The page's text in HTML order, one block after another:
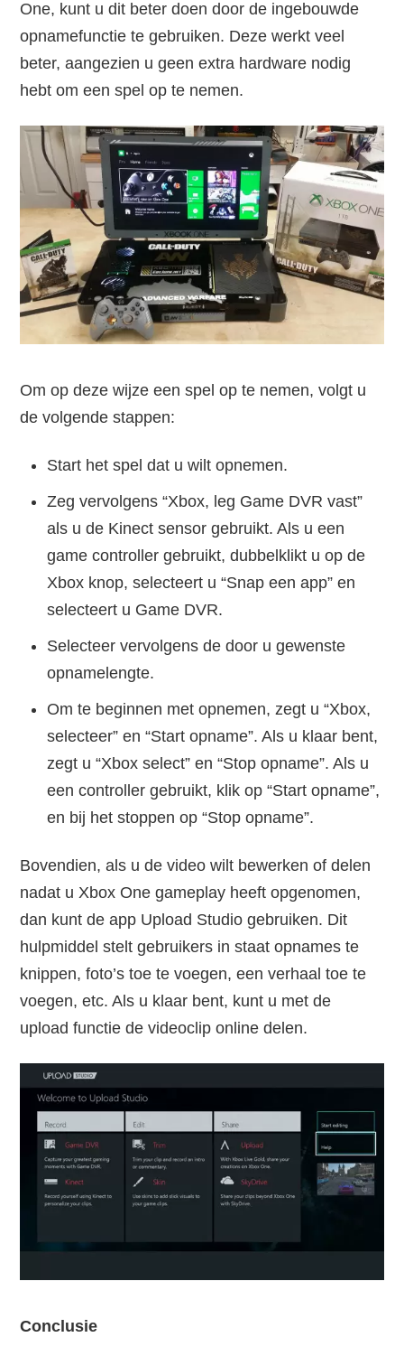
One, kunt u dit beter doen door de ingebouwde
opnamefunctie te gebruiken. Deze werkt veel
beter, aangezien u geen extra hardware nodig
hebt om een spel op te nemen.
Om op deze wijze een spel op te nemen, volgt u
de volgende stappen:
Start het spel dat u wilt opnemen.
Zeg vervolgens “Xbox, leg Game DVR vast”
als u de Kinect sensor gebruikt. Als u een
game controller gebruikt, dubbelklikt u op de
Xbox knop, selecteert u “Snap een app” en
selecteert u Game DVR.
Selecteer vervolgens de door u gewenste
opnamelengte.
Om te beginnen met opnemen, zegt u “Xbox,
selecteer” en “Start opname”. Als u klaar bent,
zegt u “Xbox select” en “Stop opname”. Als u
een controller gebruikt, klik op “Start opname”,
en bij het stoppen op “Stop opname”.
Bovendien, als u de video wilt bewerken of delen
nadat u Xbox One gameplay heeft opgenomen,
dan kunt de app Upload Studio gebruiken. Dit
hulpmiddel stelt gebruikers in staat opnames te
knippen, foto’s toe te voegen, een verhaal toe te
voegen, etc. Als u klaar bent, kunt u met de
upload functie de videoclip online delen.
Conclusie